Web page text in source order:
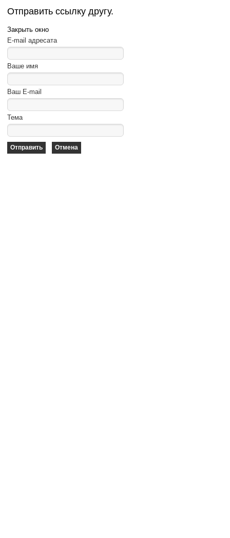
Отправить ссылку другу.
Закрыть окно
E-mail адресата
Ваше имя
Ваш E-mail
Тема
Отправить Отмена